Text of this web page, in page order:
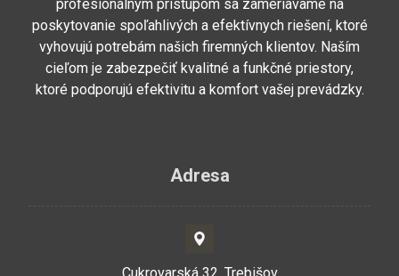
profesionálnym prístupom sa zameriavame na
poskytovanie spoľahlivých a efektívnych riešení, ktoré
vyhovujú potrebám našich firemných klientov. Naším
cieľom je zabezpečiť kvalitné a funkčné priestory,
ktoré podporujú efektivitu a komfort vašej prevádzky.
Adresa